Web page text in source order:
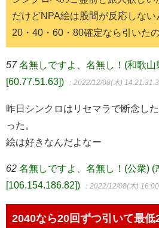
だけどNPA絵は股間が反応しない
20・40・60・80確定なら引いた
57 名無しですよ、名無し！(和歌山
[60.77.51.63])
：2022/12/08(木)
昨日シンクロはリセマラで断念し
った。
絵は好きなんだよなー
62 名無しですよ、名無し！(公衆) (
[106.154.186.82])
：2022/12/08(木)
2040なら20回ずつ引いて最